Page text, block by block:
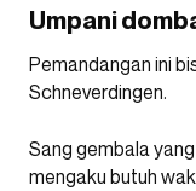
Umpani
Pemandangan ini
Schneverdingen.
Sang gembala
mengaku butuh